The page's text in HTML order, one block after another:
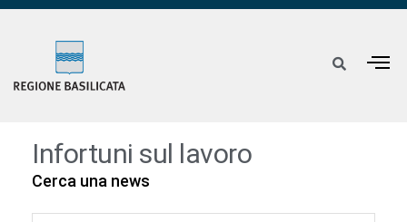
Infortuni sul lavoro
Cerca una news